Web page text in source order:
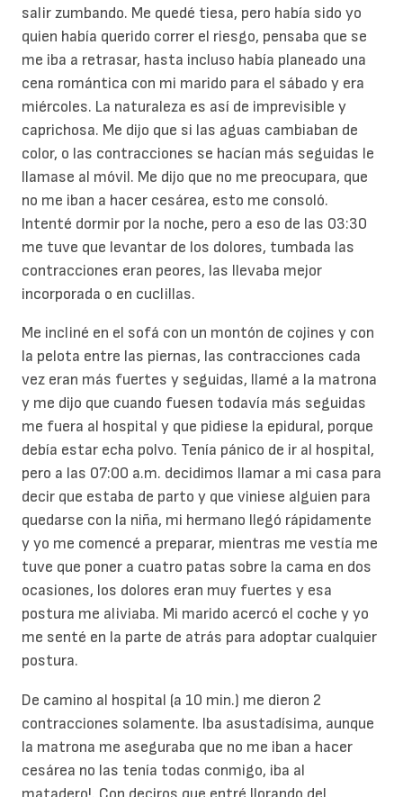
salir zumbando. Me quedé tiesa, pero había sido yo
quien había querido correr el riesgo, pensaba que se
me iba a retrasar, hasta incluso había planeado una
cena romántica con mi marido para el sábado y era
miércoles. La naturaleza es así de imprevisible y
caprichosa. Me dijo que si las aguas cambiaban de
color, o las contracciones se hacían más seguidas le
llamase al móvil. Me dijo que no me preocupara, que
no me iban a hacer cesárea, esto me consoló.
Intenté dormir por la noche, pero a eso de las 03:30
me tuve que levantar de los dolores, tumbada las
contracciones eran peores, las llevaba mejor
incorporada o en cuclillas.
Me incliné en el sofá con un montón de cojines y con
la pelota entre las piernas, las contracciones cada
vez eran más fuertes y seguidas, llamé a la matrona
y me dijo que cuando fuesen todavía más seguidas
me fuera al hospital y que pidiese la epidural, porque
debía estar echa polvo. Tenía pánico de ir al hospital,
pero a las 07:00 a.m. decidimos llamar a mi casa para
decir que estaba de parto y que viniese alguien para
quedarse con la niña, mi hermano llegó rápidamente
y yo me comencé a preparar, mientras me vestía me
tuve que poner a cuatro patas sobre la cama en dos
ocasiones, los dolores eran muy fuertes y esa
postura me aliviaba. Mi marido acercó el coche y yo
me senté en la parte de atrás para adoptar cualquier
postura.
De camino al hospital (a 10 min.) me dieron 2
contracciones solamente. Iba asustadísima, aunque
la matrona me aseguraba que no me iban a hacer
cesárea no las tenía todas conmigo, iba al